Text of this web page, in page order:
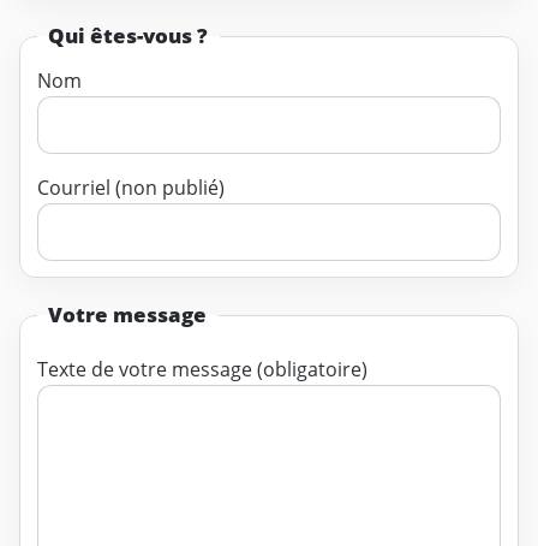
Qui êtes-vous ?
Nom
Courriel (non publié)
Votre message
Texte de votre message (obligatoire)